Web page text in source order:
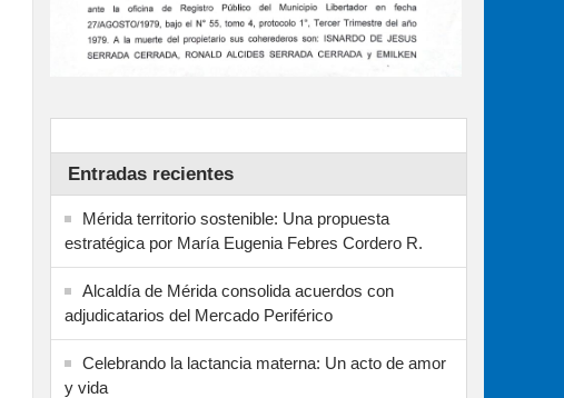
Entradas recientes
Mérida territorio sostenible: Una propuesta
estratégica por María Eugenia Febres Cordero R.
Alcaldía de Mérida consolida acuerdos con
adjudicatarios del Mercado Periférico
Celebrando la lactancia materna: Un acto de amor
y vida